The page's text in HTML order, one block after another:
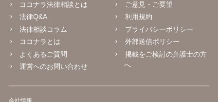
ココナラ法律相談とは
法律Q&A
法律相談コラム
ココナラとは
よくあるご質問
運営へのお問い合わせ
ご意見・ご要望
利用規約
プライバシーポリシー
外部送信ポリシー
掲載をご検討の弁護士の方
へ
会社情報